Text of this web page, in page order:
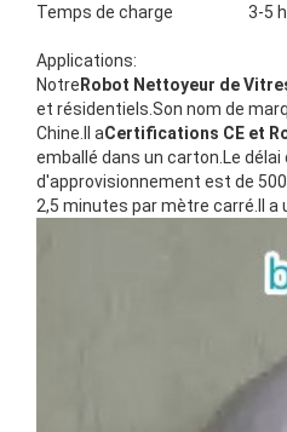
Temps de charge
3-5
Applications:
Notre Robot Nettoyeur de
et résidentiels.Son nom de
Chine.Il aCertifications CE et
emballé dans un carton.Le
d'approvisionnement est de
2,5 minutes par mètre carré.Il a